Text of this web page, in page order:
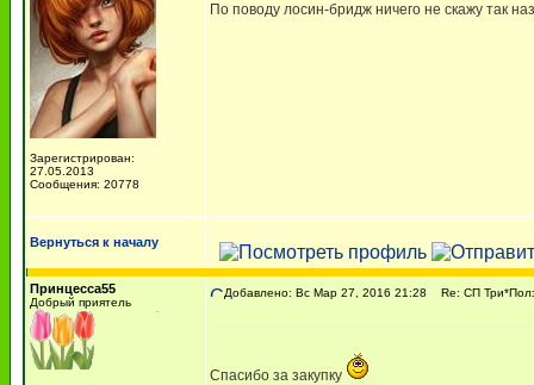
Зарегистрирован:
27.05.2013
Сообщения: 20778
По поводу лосин-бридж ничего не скажу так
Вернуться к началу
Принцесса55
Добрый приятель
Добавлено: Вс Мар 27, 2016 21:28 Re: СП
Спасибо за закупку